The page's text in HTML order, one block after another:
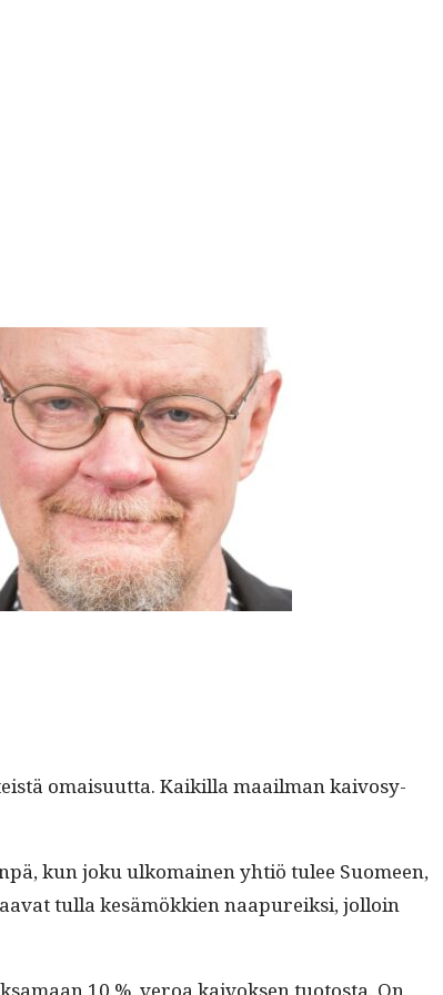
omaisu­ut­ta. Kaikil­la maail­man kaivosy­
kun joku ulko­mainen yhtiö tulee Suomeen,
tul­la kesämökkien naa­pureik­si, jol­loin
10 % veroa kai­vok­sen tuo­to­s­ta. On